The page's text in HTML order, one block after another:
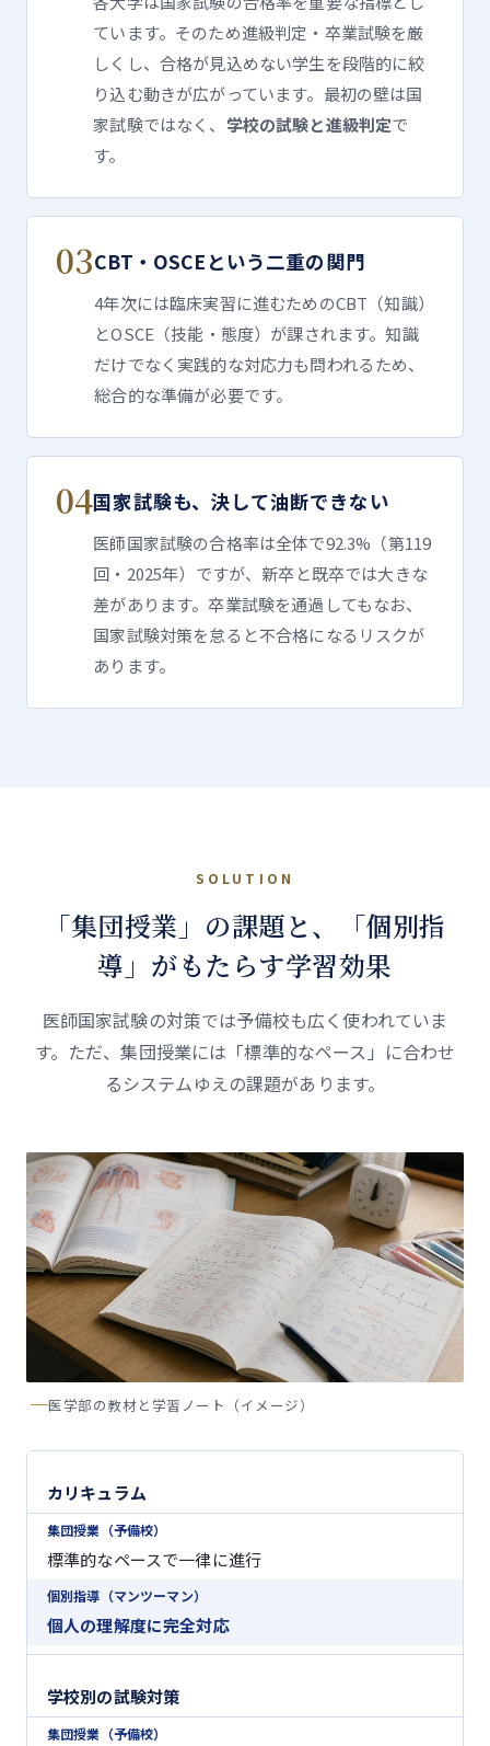
ています。そのため進級判定・卒業試験を厳
しくし、合格が見込めない学生を段階的に絞
り込む動きが広がっています。最初の壁は国
家試験ではなく、 学校の試験と進級判定で
す。
03CBT・OSCEという二重の関門
4年次には臨床実習に進むためのCBT（知識）
とOSCE（技能・態度）が課されます。知識
だけでなく実践的な対応力も問われるため、
総合的な準備が必要です。
04国家試験も、決して油断できない
医師国家試験の合格率は全体で92.3%（第119
回・2025年）ですが、新卒と既卒では大きな
差があります。卒業試験を通過してもなお、
国家試験対策を怠ると不合格になるリスクが
あります。
SOLUTION
「集団授業」の課題と、
「個別指
導」がもたらす学習効果
医師国家試験の対策では予備校も広く使われていま
す。ただ、集団授業には「標準的なペース」に合わせ
るシステムゆえの課題があります。
医学部の教材と学習ノート（イメージ）
カリキュラム
標準的なペースで一律に進行
個人の理解度に完全対応
学校別の試験対策